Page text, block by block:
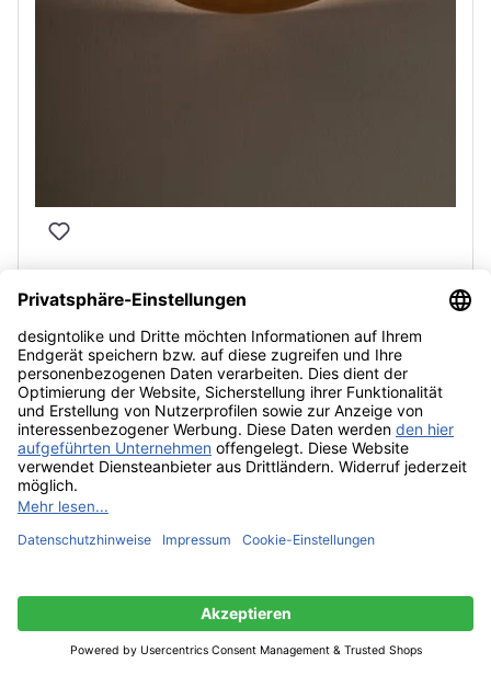
Produkte filtern
Catellani & Smith Lederam W 17 Wandleuchte
483,00 €* UVP: 536,00 €*
Durchschnittliche Bewertung von 5 von 5 Sternen